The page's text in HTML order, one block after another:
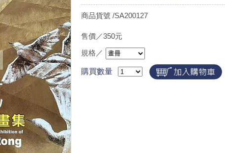
商品貨號 /SA200127
售價／350元
規格／
購買數量